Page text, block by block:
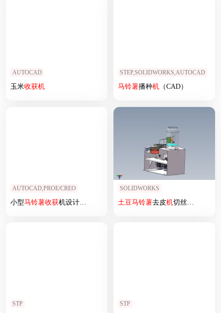
AUTOCAD
玉米收获机
STEP,SOLIDWORKS,AUTOCAD
马铃薯播种机（CAD）
AUTOCAD,PROE/CREO
小型马铃薯收获机设计（三维+二维+说明书）
SOLIDWORKS
土豆马铃薯去皮机切丝
STP STP